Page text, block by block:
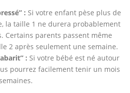
: Si votre enfant pèse plus de
la taille 1 ne durera probablement
Certains parents passent même
2 après seulement une semaine.
: Si votre bébé est né autour
pourrez facilement tenir un mois